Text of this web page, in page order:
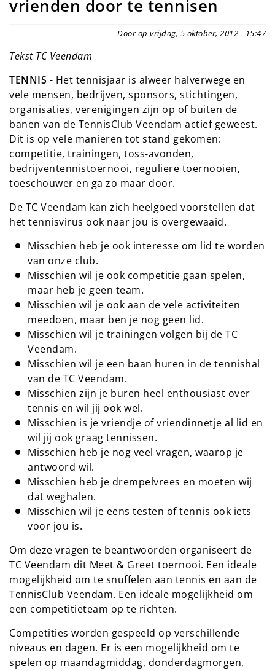
vrienden door te tennisen
Door op vrijdag, 5 oktober, 2012 - 15:47
Tekst TC Veendam
TENNIS - Het tennisjaar is alweer halverwege en
vele mensen, bedrijven, sponsors, stichtingen,
organisaties, verenigingen zijn op of buiten de
banen van de TennisClub Veendam actief geweest.
Dit is op vele manieren tot stand gekomen:
competitie, trainingen, toss-avonden,
bedrijventennistoernooi, reguliere toernooien,
toeschouwer en ga zo maar door.
De TC Veendam kan zich heelgoed voorstellen dat
het tennisvirus ook naar jou is overgewaaid.
Misschien heb je ook interesse om lid te worden
van onze club.
Misschien wil je ook competitie gaan spelen,
maar heb je geen team.
Misschien wil je ook aan de vele activiteiten
meedoen, maar ben je nog geen lid.
Misschien wil je trainingen volgen bij de TC
Veendam.
Misschien wil je een baan huren in de tennishal
van de TC Veendam.
Misschien zijn je buren heel enthousiast over
tennis en wil jij ook wel.
Misschien is je vriendje of vriendinnetje al lid en
wil jij ook graag tennissen.
Misschien heb je nog veel vragen, waarop je
antwoord wil.
Misschien heb je drempelvrees en moeten wij
dat weghalen.
Misschien wil je eens testen of tennis ook iets
voor jou is.
Om deze vragen te beantwoorden organiseert de
TC Veendam dit Meet & Greet toernooi. Een ideale
mogelijkheid om te snuffelen aan tennis en aan de
TennisClub Veendam. Een ideale mogelijkheid om
een competitieteam op te richten.
Competities worden gespeeld op verschillende
niveaus en dagen. Er is een mogelijkheid om te
spelen op maandagmiddag, donderdagmorgen,